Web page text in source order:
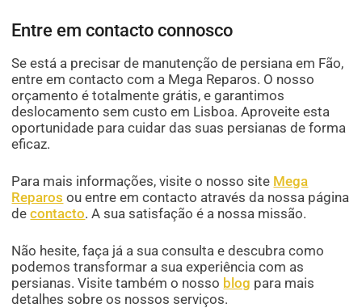
Entre em contacto connosco
Se está a precisar de manutenção de persiana em Fão,
entre em contacto com a Mega Reparos. O nosso
orçamento é totalmente grátis, e garantimos
deslocamento sem custo em Lisboa. Aproveite esta
oportunidade para cuidar das suas persianas de forma
eficaz.
Para mais informações, visite o nosso site Mega
Reparos ou entre em contacto através da nossa página
decontacto. A sua satisfação é a nossa missão.
Não hesite, faça já a sua consulta e descubra como
podemos transformar a sua experiência com as
persianas. Visite também o nosso blog para mais
detalhes sobre os nossos serviços.